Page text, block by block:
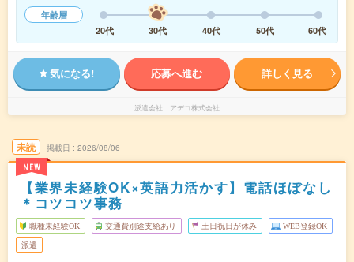
年齢層
20代
30代 40代 50代 60代
気になる! 応募へ進む 詳しく見る
派遣会社 アデコ株式会社
未読
NEW
掲載日 2026/08/06
【業界未経験OK×英語力活かす】電話ほぼなし
＊コツコツ事務
職種未経験OK 交通費別途支給あり 土日祝日が休み WEB登録OK
派遣